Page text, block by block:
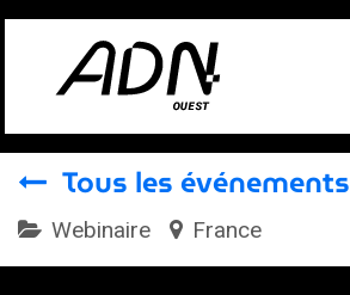
Se rendre au contenu
Tous les événements
Webinaire France